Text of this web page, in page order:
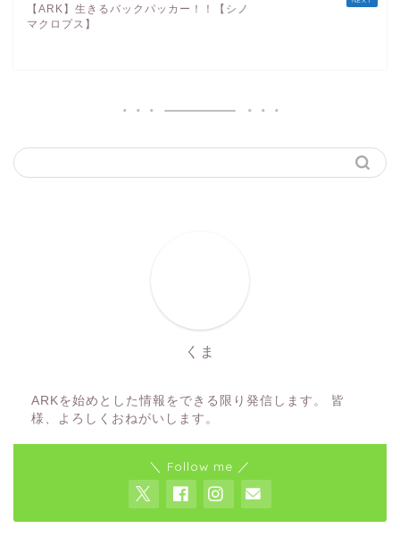
【ARK】生きるバックパッカー！！【シノ
マクロプス】
くま
ARKを始めとした情報をできる限り発信します。 皆
様、よろしくおねがいします。
＼ Follow me ／